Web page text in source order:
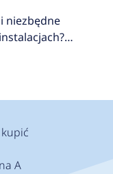
niezbędne
A